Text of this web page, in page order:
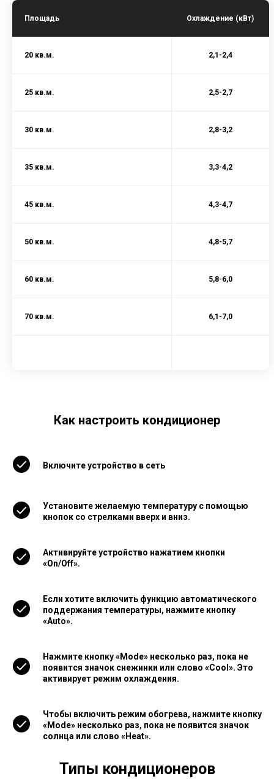
Площадь Охлаждение (кВт)
20 кв.м. 2,1-2,4
25 кв.м. 2,5-2,7
30 кв.м. 2,8-3,2
35 кв.м. 3,3-4,2
45 кв.м. 4,3-4,7
50 кв.м. 4,8-5,7
60 кв.м. 5,8-6,0
70 кв.м. 6,1-7,0
Как настроить кондиционер
Включите устройство в сеть
Установите желаемую температуру с помощью
кнопок со стрелками вверх и вниз.
Активируйте устройство нажатием кнопки
«On/Off».
Если хотите включить функцию автоматического
поддержания температуры, нажмите кнопку
«Auto».
Нажмите кнопку «Mode» несколько раз, пока не
появится значок снежинки или слово «Cool». Это
активирует режим охлаждения.
Чтобы включить режим обогрева, нажмите кнопку
«Mode» несколько раз, пока не появится значок
солнца или слово «Heat».
Типы кондиционеров